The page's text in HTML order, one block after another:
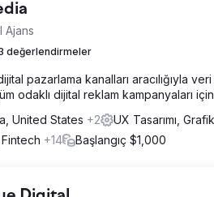
Ajans
değerlendirmeler
pazarlama kanalları aracılığıyla
odaklı dijital reklam kampanyaları
United States +2 UX Tasarımı,
+14 Başlangıç $1,000